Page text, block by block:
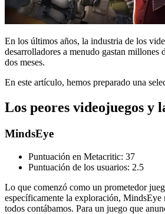
En los últimos años, la industria de los
desarrolladores a menudo gastan millones
dos meses.
En este artículo, hemos preparado una
Los peores videojuegos y
MindsEye
Puntuación en Metacritic: 37
Puntuación de los usuarios: 2.5
Lo que comenzó como un prometedor
específicamente la exploración, MindsEye
todos contábamos. Para un juego que